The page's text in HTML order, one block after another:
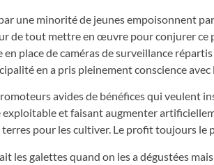
une minorité de jeunes empoisonnent
de tout mettre en œuvre pour conjurer ce
place de caméras de surveillance
en a pris pleinement conscience
avides de bénéfices qui
et faisant augmenter
pour les cultiver. Le profit toujours le
les galettes quand on les a dégustées